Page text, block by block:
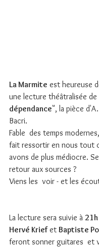
La Marmite est heureuse
une lecture théâtralisée de
dépendance", la pièce d'A.
Bacri.
Fable  des temps
fait ressortir en nous tout
avons de plus médiocre.
retour aux sources ?
Viens les  voir - et les
La lecture sera suivie à 21h
Hervé Krief et Baptiste
feront sonner guitares  et